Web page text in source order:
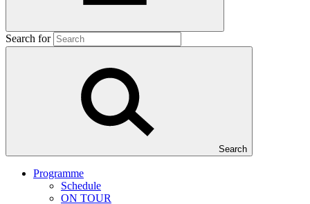
Search for
Search
Programme
Schedule
ON TOUR